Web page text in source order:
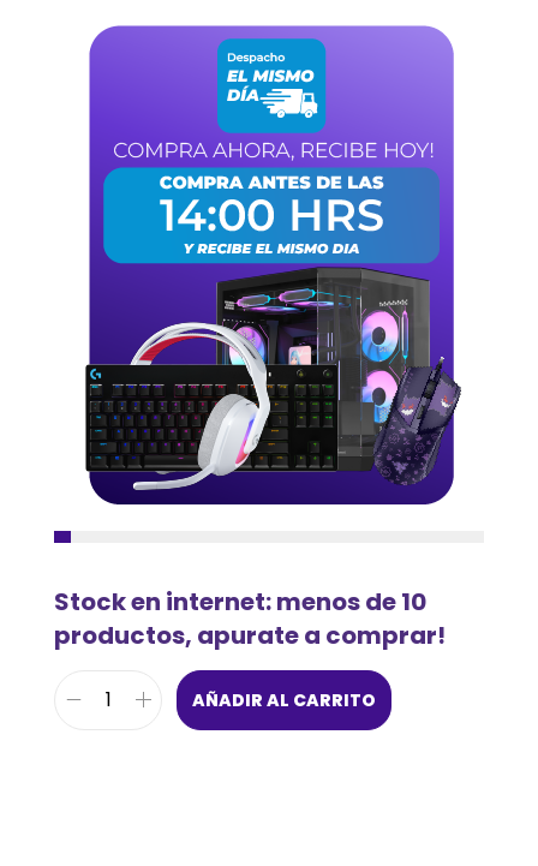
Stock en internet: menos de 10
productos, apurate a comprar!
AÑADIR AL CARRITO